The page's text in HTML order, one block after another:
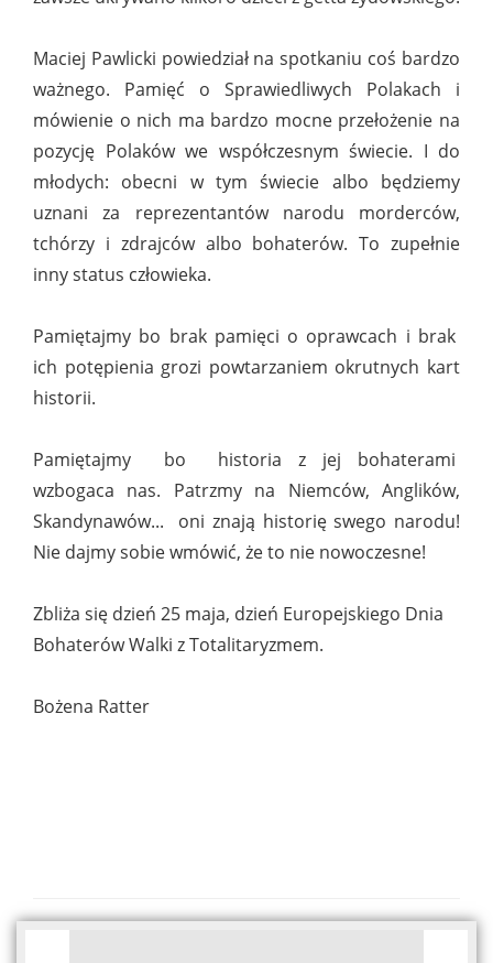
Maciej Pawlicki powiedział na spotkaniu coś bardzo
ważnego. Pamięć o Sprawiedliwych Polakach i
mówienie o nich ma bardzo mocne przełożenie na
pozycję Polaków we współczesnym świecie. I do
młodych: obecni w tym świecie albo będziemy
uznani za reprezentantów narodu morderców,
tchórzy i zdrajców albo bohaterów. To zupełnie
inny status człowieka.
Pamiętajmy bo brak pamięci o oprawcach i brak
ich potępienia grozi powtarzaniem okrutnych kart
historii.
Pamiętajmy bo historia z jej bohaterami
wzbogaca nas. Patrzmy na Niemców, Anglików,
Skandynawów... oni znają historię swego narodu!
Nie dajmy sobie wmówić, że to nie nowoczesne!
Zbliża się dzień 25 maja, dzień Europejskiego Dnia
Bohaterów Walki z Totalitaryzmem.
Bożena Ratter